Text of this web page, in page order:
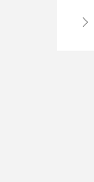
ꄲ